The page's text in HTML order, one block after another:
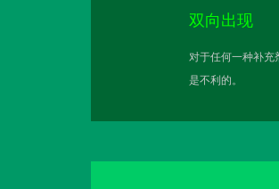
双向出现
对于任何一种补充
是不利的。